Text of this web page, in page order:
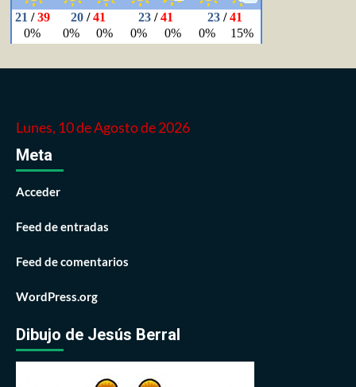
Lunes, 10 de Agosto de 2026
Meta
Acceder
Feed de entradas
Feed de comentarios
WordPress.org
Dibujo de Jesús Berral